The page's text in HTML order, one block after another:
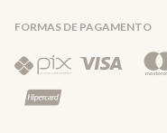
Política de Privacidade
FORMAS DE PAGAMENTO